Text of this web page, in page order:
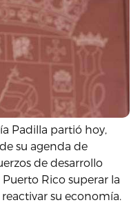
Padilla partió hoy,
su agenda de
de desarrollo
Rico superar la
su economía.